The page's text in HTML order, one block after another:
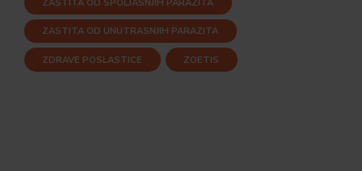
ZASTITA OD SPOLJASNJIH PARAZITA
ZASTITA OD UNUTRASNJIH PARAZITA
ZDRAVE POSLASTICE ZOETIS